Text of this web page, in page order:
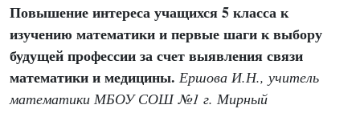
Повышение интереса учащихся 5 класса к
изучению математики ипервые шаги к выбору
будущей профессии за счет выявления связи
математики и медицины. Ершова И.Н., учитель
математики МБОУ СОШ №1 г. Мирный